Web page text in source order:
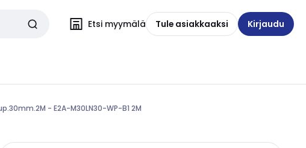
Etsi myymälä Tule asiakkaaksi Kirjaudu
- E2A-M30LN30-WP-B1 2M